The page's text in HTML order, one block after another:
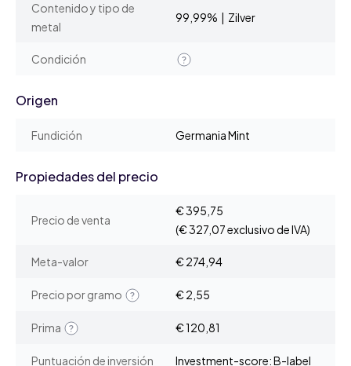
Contenido y tipo de
metal
99,99% | Zilver
Condición
Origen
Fundición Germania Mint
Propiedades del precio
Precio de venta
€ 395,75
(€ 327,07 exclusivo de IVA)
Meta-valor € 274,94
Precio por gramo € 2,55
Prima € 120,81
Puntuación de inversión Investment-score: B-label